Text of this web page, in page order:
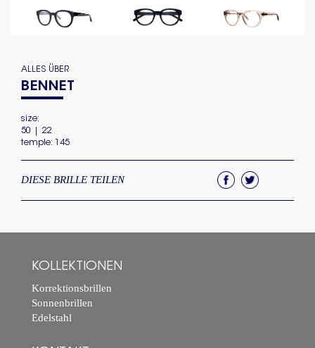
ALLES ÜBER
BENNET
size:
50 | 22
temple: 145
DIESE BRILLE TEILEN
KOLLEKTIONEN
Korrektionsbrillen
Sonnenbrillen
Edelstahl